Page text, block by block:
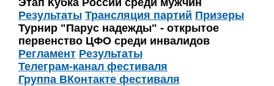
Этап Кубка России среди мужчин
Результаты Трансляция партий Призеры
Турнир "Парус надежды" - открытое
первенство ЦФО среди инвалидов
Регламент Результаты
Телеграм-канал фестиваля
Группа ВКонтакте фестиваля